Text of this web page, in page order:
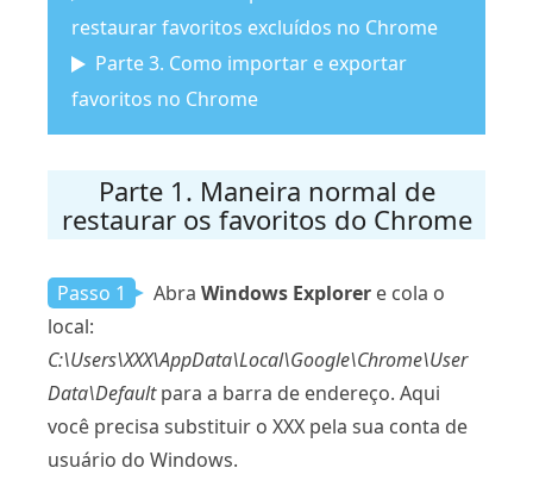
restaurar favoritos excluídos no Chrome
Parte 3. Como importar e exportar
favoritos no Chrome
Parte 1. Maneira normal de
restaurar os favoritos do Chrome
Passo 1 Abra Windows Explorer e cola o
local:
C:\Users\XXX\AppData\Local\Google\Chrome\User
Data\Defaultpara a barra de endereço. Aqui
você precisa substituir o XXX pela sua conta de
usuário do Windows.